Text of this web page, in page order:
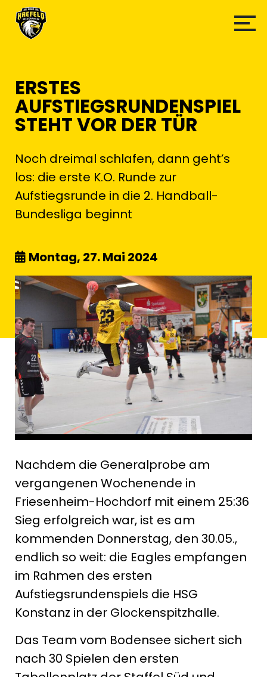
ERSTES
AUFSTIEGSRUNDENSPIEL
STEHT VOR DER TÜR
Noch dreimal schlafen, dann geht’s
los: die erste K.O. Runde zur
Aufstiegsrunde in die 2. Handball-
Bundesliga beginnt
Montag, 27. Mai 2024
Nachdem die Generalprobe am
vergangenen Wochenende in
Friesenheim-Hochdorf mit einem 25:36
Sieg erfolgreich war, ist es am
kommenden Donnerstag, den 30.05.,
endlich so weit: die Eagles empfangen
im Rahmen des ersten
Aufstiegsrundenspiels die HSG
Konstanz in der Glockenspitzhalle.
Das Team vom Bodensee sichert sich
nach 30 Spielen den ersten